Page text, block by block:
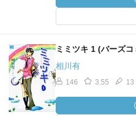
ミミツキ 1 (バーズコ
相川有
146 3.55 13